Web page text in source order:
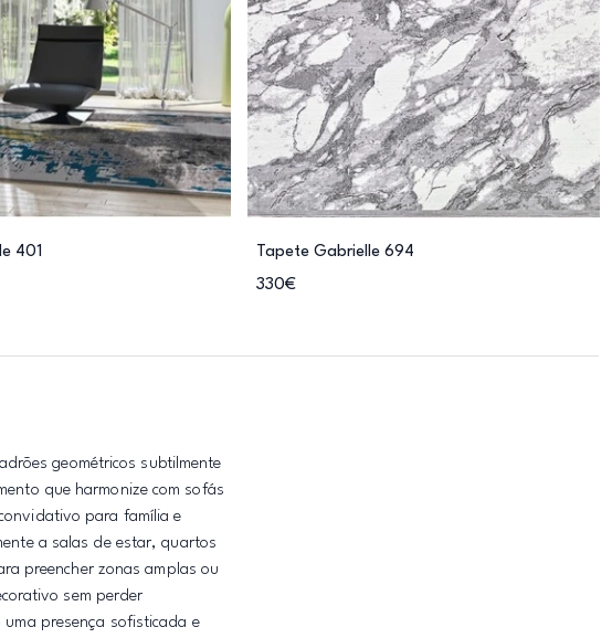
401
Tapete Gabrielle 694
330€
geométricos subtilmente
que harmonize com sofás
para família e
a salas de estar, quartos
preencher zonas amplas ou
sem perder
presença sofisticada e